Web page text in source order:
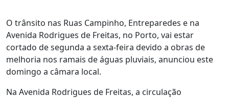
O trânsito nas Ruas Campinho, Entreparedes e na
Avenida Rodrigues de Freitas, no Porto, vai estar
cortado de segunda a sexta-feira devido a obras de
melhoria nos ramais de águas pluviais, anunciou este
domingo a câmara local.
Na Avenida Rodrigues de Freitas, a circulação